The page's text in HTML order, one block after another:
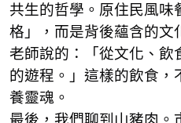
共生的哲學。原住民風味
格」，而是背後蘊含的文
老師說的：「從文化、飲
的遊程。」這樣的飲食，
養靈魂。
最後，我們聊到山豬肉。